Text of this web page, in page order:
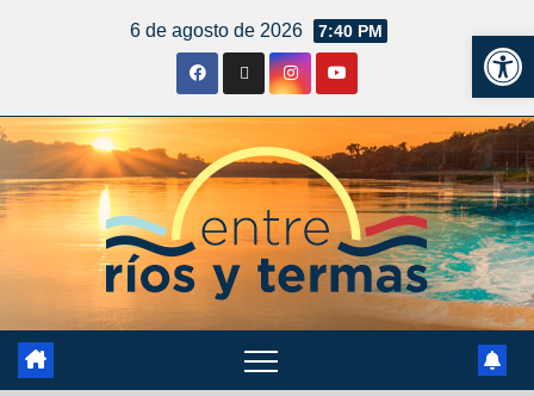
6 de agosto de 2026 7:40 PM